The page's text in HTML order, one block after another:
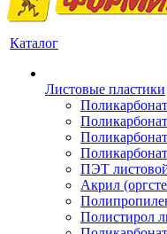
Каталог
Листовые пластики
ПЭТ
Акрил
Полистирол